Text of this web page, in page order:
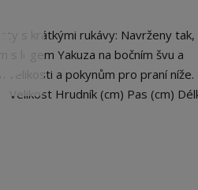
s krátkými rukávy: Navrženy
s logem Yakuza na bočním švu a
velikosti a pokynům pro praní níže.
Hrudník (cm) Pas (cm)